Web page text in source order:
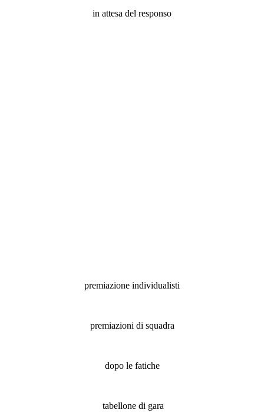
in attesa del responso
premiazione individualisti
premiazioni di squadra
dopo le fatiche
tabellone di gara